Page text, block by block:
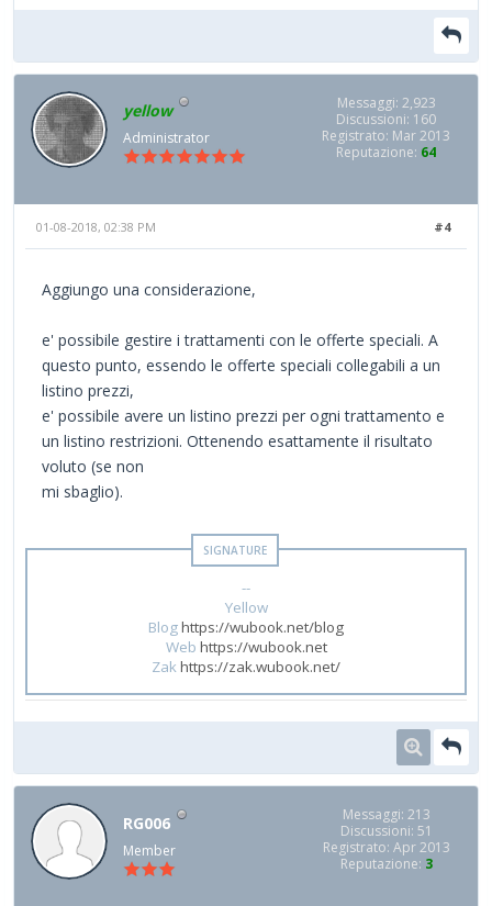
yellow
Administrator
Messaggi: 2,923
Discussioni: 160
Registrato: Mar 2013
Reputazione: 64
#4
01-08-2018, 02:38 PM
Aggiungo una considerazione,
e' possibile gestire i trattamenti con le offerte speciali. A
questo punto, essendo le offerte speciali collegabili a un
listino prezzi,
e' possibile avere un listino prezzi per ogni trattamento e
un listino restrizioni. Ottenendo esattamente il risultato
voluto (se non
mi sbaglio).
--
Yellow
Bloghttps://wubook.net/blog
Web https://wubook.net
Zakhttps://zak.wubook.net/
RG006
Member
Messaggi: 213
Discussioni: 51
Registrato: Apr 2013
Reputazione: 3